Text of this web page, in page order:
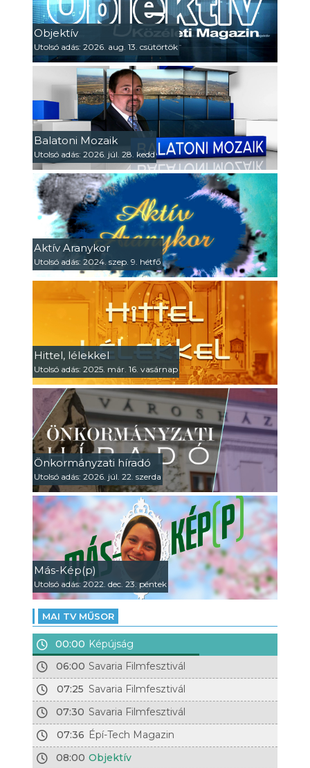
Objektív
Utolsó adás: 2026. aug. 13. csütörtök
Balatoni Mozaik
Utolsó adás: 2026. júl. 28. kedd
Aktív Aranykor
Utolsó adás: 2024. szep. 9. hétfő
Hittel, lélekkel
Utolsó adás: 2025. már. 16. vasárnap
Önkormányzati híradó
Utolsó adás: 2026. júl. 22. szerda
Más-Kép(p)
Utolsó adás: 2022. dec. 23. péntek
MAI TV MŰSOR
00:00 Képújság
06:00 Savaria Filmfesztivál
07:25 Savaria Filmfesztivál
07:30 Savaria Filmfesztivál
07:36 Épí-Tech Magazin
08:00 Objektív